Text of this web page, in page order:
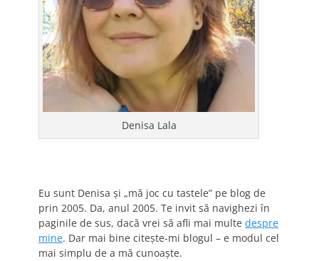
Denisa Lala
Eu sunt Denisa și „mă joc cu tastele” pe blog de
prin 2005. Da, anul 2005. Te invit să navighezi în
paginile de sus, dacă vrei să afli mai multe despre
mine. Dar mai bine citește-mi blogul – e modul cel
mai simplu de a mă cunoaște.